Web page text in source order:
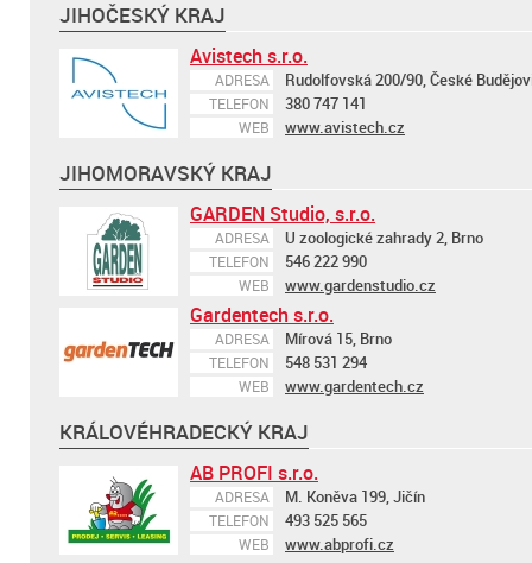
JIHOČESKÝ KRAJ
Avistech s.r.o.
ADRESA Rudolfovská 200/90, České
TELEFON 380 747 141
WEB www.avistech.cz
JIHOMORAVSKÝ KRAJ
GARDEN Studio, s.r.o.
ADRESA U zoologické zahrady 2, Brno
TELEFON 546 222 990
WEB www.gardenstudio.cz
Gardentech s.r.o.
ADRESA Mírová 15, Brno
TELEFON 548 531 294
WEB www.gardentech.cz
KRÁLOVÉHRADECKÝ KRAJ
AB PROFI s.r.o.
ADRESA M. Koněva 199, Jičín
TELEFON 493 525 565
WEB www.abprofi.cz